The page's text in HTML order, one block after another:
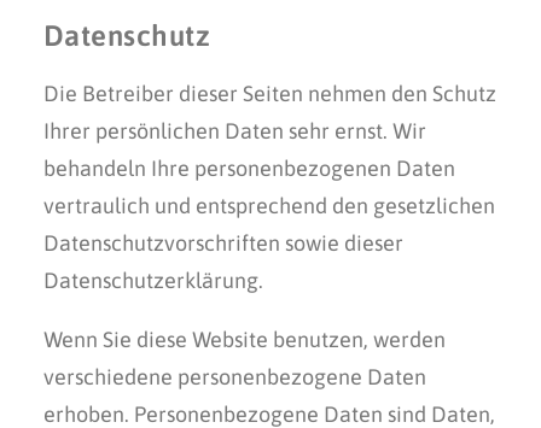
Datenschutz
Die Betreiber dieser Seiten nehmen den Schutz
Ihrer persönlichen Daten sehr ernst. Wir
behandeln Ihre personenbezogenen Daten
vertraulich und entsprechend den gesetzlichen
Datenschutzvorschriften sowie dieser
Datenschutzerklärung.
Wenn Sie diese Website benutzen, werden
verschiedene personenbezogene Daten
erhoben. Personenbezogene Daten sind Daten,